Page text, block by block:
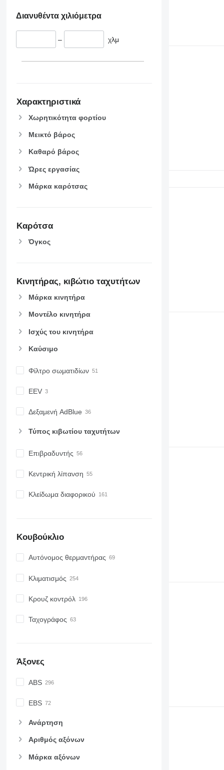
Διανυθέντα χιλιόμετρα
– χλμ
Χαρακτηριστικά
Χωρητικότητα φορτίου
Μεικτό βάρος
Καθαρό βάρος
Ώρες εργασίας
Μάρκα καρότσας
Καρότσα
Όγκος
Κινητήρας, κιβώτιο ταχυτήτων
Μάρκα κινητήρα
Μοντέλο κινητήρα
Ισχύς του κινητήρα
Καύσιμο
Φίλτρο σωματιδίων
EEV
Δεξαμενή AdBlue
Τύπος κιβωτίου ταχυτήτων
Επιβραδυντής
Κεντρική λίπανση
Κλείδωμα διαφορικού
Κουβούκλιο
Αυτόνομος θερμαντήρας
Κλιματισμός
Κρουζ κοντρόλ
Ταχογράφος
Άξονες
ABS
EBS
Ανάρτηση
Αριθμός αξόνων
Μάρκα αξόνων